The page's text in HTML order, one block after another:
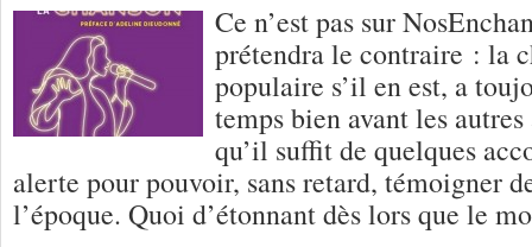
Ce n’est pas sur
prétendra le contraire : la
populaire s’il en est, a
temps bien avant les
qu’il suffit de quelques
alerte pour pouvoir, sans retard, témoigner
l’époque. Quoi d’étonnant dès lors que le